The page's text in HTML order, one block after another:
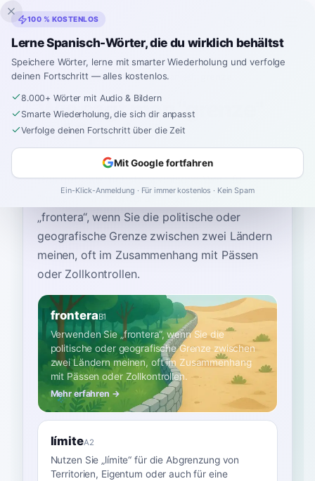
Inklingo
Startseite›Spanisch›German → Spanisch
Wie sagt man "grenze"
auf Spanisch
Das gebräuchlichste spanische Wort für
frontera
verwenden Sie
„frontera“, wenn Sie die politische oder
geografische Grenze zwischen zwei Ländern
meinen, oft im Zusammenhang mit Pässen
oder Zollkontrollen.
fronteraB1
Verwenden Sie „frontera“, wenn Sie die
politische oder geografische Grenze zwischen
zwei Ländern meinen, oft im Zusammenhang
mit Pässen oder Zollkontrollen.
Mehr erfahren →
límiteA2
Nutzen Sie „límite“ für die Abgrenzung von
Territorien, Eigentum oder auch für eine
100 % KOSTENLOS
Lerne Spanisch-Wörter, die du wirklich behältst
Speichere Wörter, lerne mit smarter Wiederholung und verfolge
deinen Fortschritt — alles kostenlos.
8.000+ Wörter mit Audio & Bildern
Smarte Wiederholung, die sich dir anpasst
Verfolge deinen Fortschritt über die Zeit
Mit Google fortfahren
Ein-Klick-Anmeldung · Für immer kostenlos · Kein Spam